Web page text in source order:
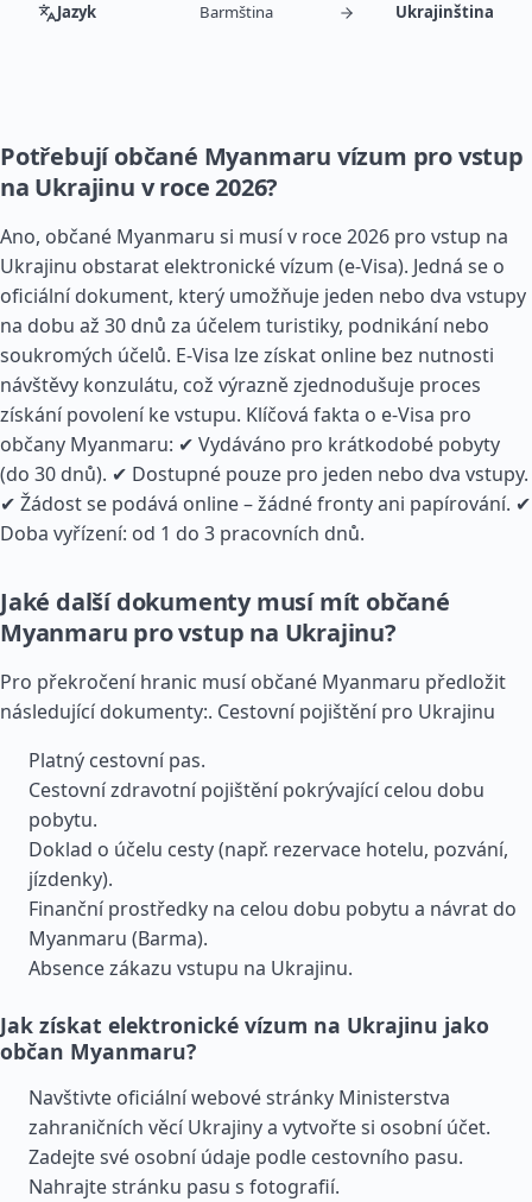
Jazyk Barmština Ukrajinština
Potřebují občané Myanmaru vízum pro vstup
na Ukrajinu v roce 2026?
Ano, občané Myanmaru si musí v roce 2026 pro vstup na
Ukrajinu obstarat elektronické vízum (e-Visa). Jedná se o
oficiální dokument, který umožňuje jeden nebo dva vstupy
na dobu až 30 dnů za účelem turistiky, podnikání nebo
soukromých účelů. E-Visa lze získat online bez nutnosti
návštěvy konzulátu, což výrazně zjednodušuje proces
získání povolení ke vstupu. Klíčová fakta o e-Visa pro
občany Myanmaru: ✔ Vydáváno pro krátkodobé pobyty
(do 30 dnů). ✔ Dostupné pouze pro jeden nebo dva vstupy.
✔ Žádost se podává online – žádné fronty ani papírování. ✔
Doba vyřízení: od 1 do 3 pracovních dnů.
Jaké další dokumenty musí mít občané
Myanmaru pro vstup na Ukrajinu?
Pro překročení hranic musí občané Myanmaru předložit
následující dokumenty:. Cestovní pojištění pro Ukrajinu
Platný cestovní pas.
Cestovní zdravotní pojištění pokrývající celou dobu
pobytu.
Doklad o účelu cesty (např. rezervace hotelu, pozvání,
jízdenky).
Finanční prostředky na celou dobu pobytu a návrat do
Myanmaru (Barma).
Absence zákazu vstupu na Ukrajinu.
Jak získat elektronické vízum na Ukrajinu jako
občan Myanmaru?
Navštivte oficiální webové stránky Ministerstva
zahraničních věcí Ukrajiny a vytvořte si osobní účet.
Zadejte své osobní údaje podle cestovního pasu.
Nahrajte stránku pasu s fotografií.